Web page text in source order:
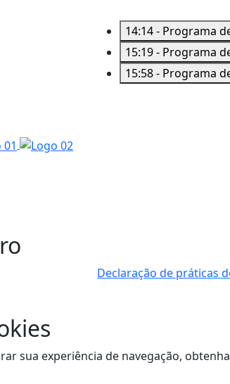
14:14 - Programa
15:19 - Programa
15:58 - Programa
Declaração de práticas
sua experiência de navegação,